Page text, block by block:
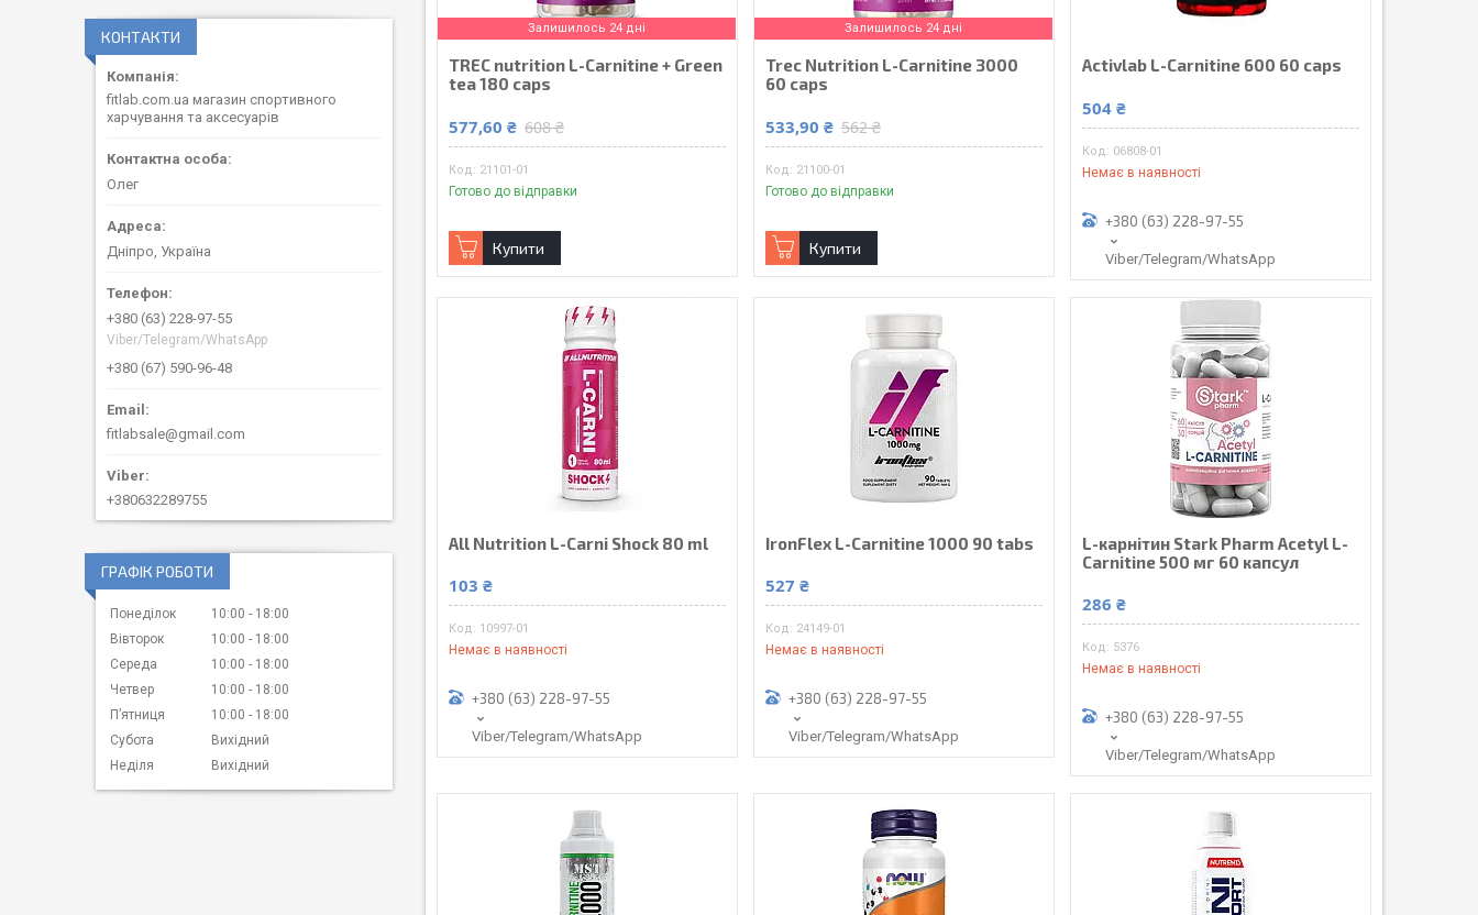
Залишилось 24 дні
TREC nutrition L-Carnitine + Green
tea 180 caps
577,60 ₴ 608 ₴
21101-01
Готово до відправки
Купити
Залишилось 24 дні
Trec Nutrition L-Carnitine 3000
60 caps
533,90 ₴ 562 ₴
21100-01
Готово до відправки
Купити
Activlab L-Carnitine 600 60 caps
504 ₴
06808-01
Немає в наявності
+380 (63) 228-97-55
Viber/Telegram/WhatsApp
All Nutrition L-Carni Shock 80 ml
103 ₴
10997-01
Немає в наявності
+380 (63) 228-97-55
Viber/Telegram/WhatsApp
IronFlex L-Carnitine 1000 90 tabs
527 ₴
24149-01
Немає в наявності
+380 (63) 228-97-55
Viber/Telegram/WhatsApp
L-карнітин Stark Pharm Acetyl L-
Carnitine 500 мг 60 капсул
286 ₴
5376
Немає в наявності
+380 (63) 228-97-55
Viber/Telegram/WhatsApp
КОНТАКТИ
fitlab.com.ua магазин спортивного
харчування та аксесуарів
Олег
Дніпро, Україна
+380 (63) 228-97-55
Viber/Telegram/WhatsApp
+380 (67) 590-96-48
fitlabsale@gmail.com
+380632289755
ГРАФІК РОБОТИ
Понеділок 10:00
18:00
Вівторок
10:00
18:00
Середа
10:00
18:00
Четвер
10:00
18:00
Пʼятниця
10:00
18:00
Субота
Вихідний
Неділя
Вихідний